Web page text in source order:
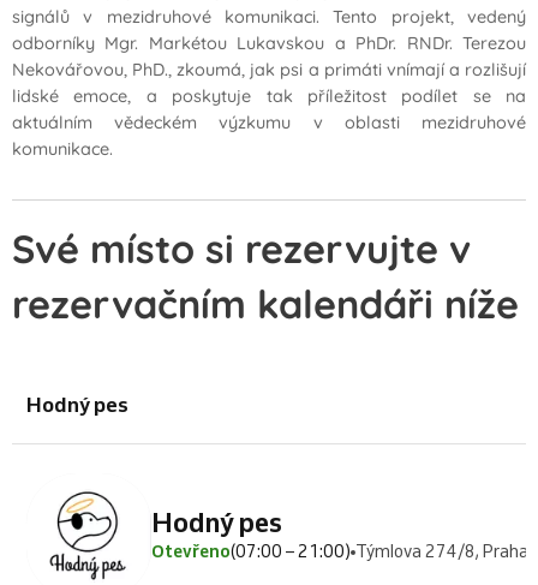
signálů v mezidruhové komunikaci. Tento projekt, vedený
odborníky Mgr. Markétou Lukavskou a PhDr. RNDr. Terezou
Nekovářovou, PhD., zkoumá, jak psi a primáti vnímají a rozlišují
lidské emoce, a poskytuje tak příležitost podílet se na
aktuálním vědeckém výzkumu v oblasti mezidruhové
komunikace.
Své místo si rezervujte v
rezervačním kalendáři níže